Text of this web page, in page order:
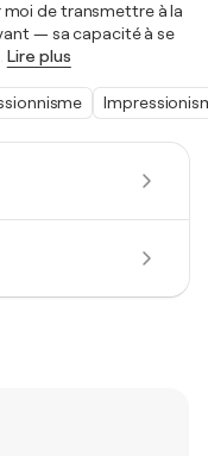
de transmettre à la
— sa capacité à se
Lire plus